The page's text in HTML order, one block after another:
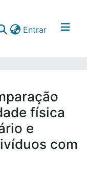
Entrar(current)
física
e
com